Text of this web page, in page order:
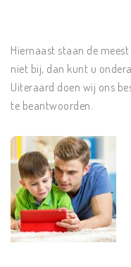
Hiernaast staan de
niet bij, dan kunt u
Uiteraard doen wij ons
te beantwoorden.